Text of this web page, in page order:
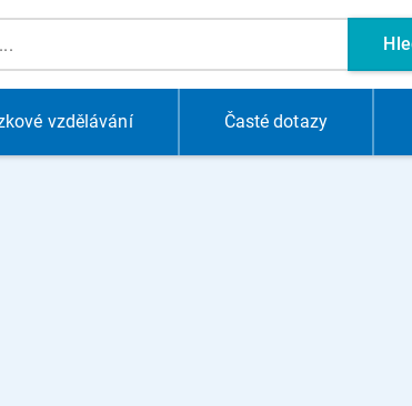
vzdělávání Časté dotazy